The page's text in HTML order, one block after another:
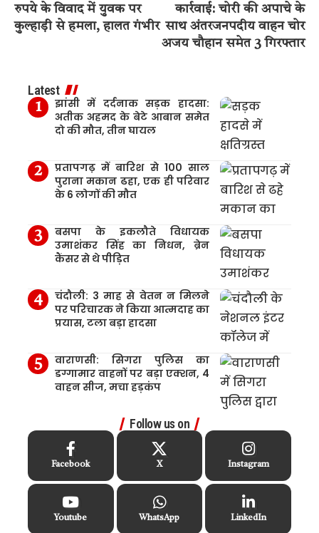
रुपये के विवाद में युवक पर
कुल्हाड़ी से हमला, हालत गंभीर
कार्रवाई: चोरी की अपाचे के
साथ अंतरजनपदीय वाहन चोर
अजय चौहान समेत 3 गिरफ्तार
Latest
झांसी में दर्दनाक सड़क हादसा:
अतीक अहमद के बेटे आबान समेत
दो की मौत, तीन घायल
प्रतापगढ़ में बारिश से 100 साल
पुराना मकान ढहा, एक ही परिवार
के 6 लोगों की मौत
बसपा के इकलौते विधायक
उमाशंकर सिंह का निधन, ब्रेन
कैंसर से थे पीड़ित
चंदौली: 3 माह से वेतन न मिलने
पर परिचारक ने किया आत्मदाह का
प्रयास, टला बड़ा हादसा
वाराणसी: सिगरा पुलिस का
डग्गामार वाहनों पर बड़ा एक्शन, 4
वाहन सीज, मचा हड़कंप
Follow us on
Facebook X Instagram
Youtube WhatsApp LinkedIn